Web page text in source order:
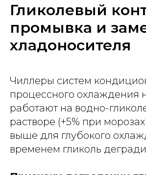
Гликолевый
промывка и
хладоносителя
Чиллеры систем
процессного охлаждения
работают на водно-
растворе (+5% при
выше для глубокого
временем гликоль